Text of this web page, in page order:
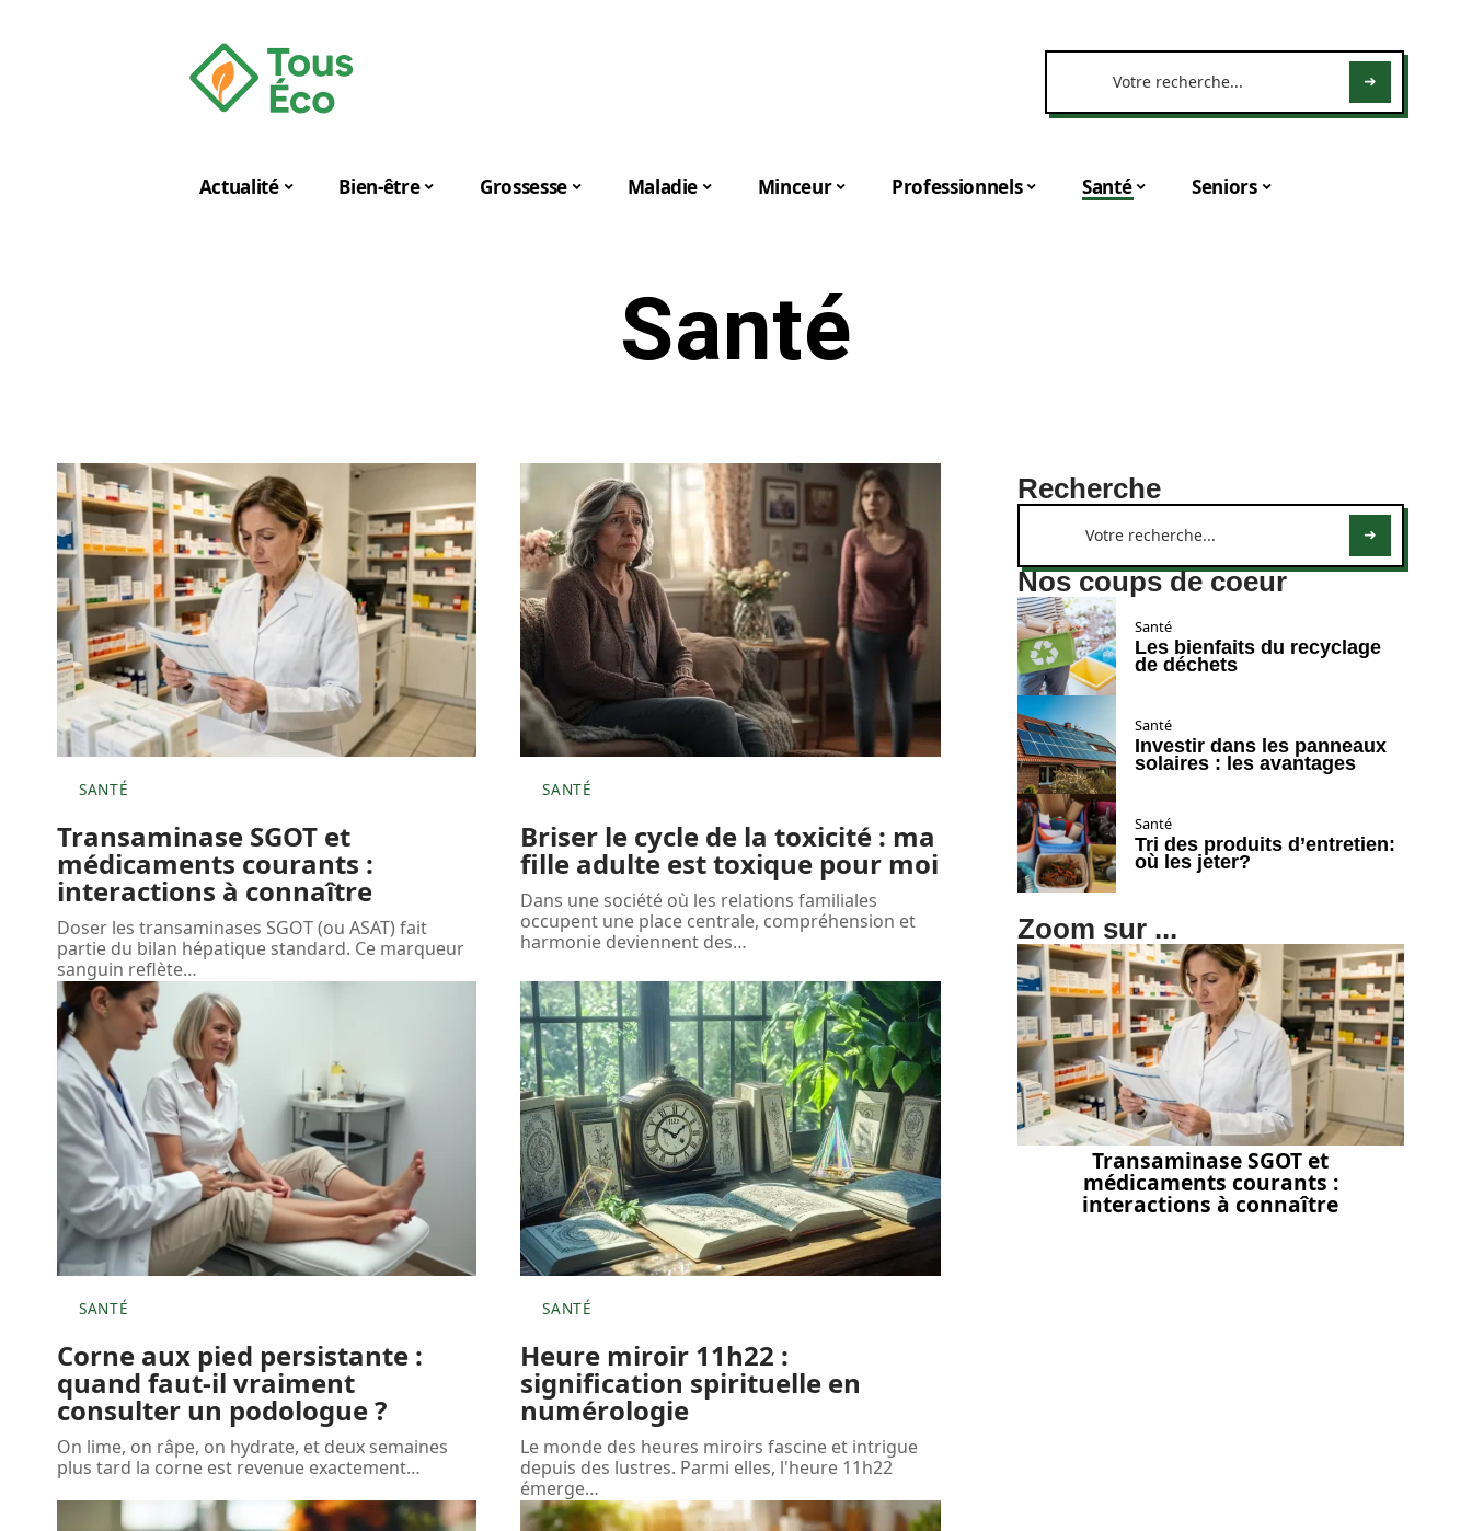
Actualité Bien-être Grossesse Maladie Minceur Professionnels Santé Seniors
Santé
SANTÉ
Transaminase SGOT et
médicaments courants :
interactions à connaître
Doser les transaminases SGOT (ou ASAT) fait
partie du bilan hépatique standard. Ce marqueur
sanguin reflète…
SANTÉ
Briser le cycle de la toxicité : ma
fille adulte est toxique pour moi
Dans une société où les relations familiales
occupent une place centrale, compréhension et
harmonie deviennent des…
SANTÉ
Corne aux pied persistante :
quand faut-il vraiment
consulter un podologue ?
On lime, on râpe, on hydrate, et deux semaines
plus tard la corne est revenue exactement…
SANTÉ
Heure miroir 11h22 :
signification spirituelle en
numérologie
Le monde des heures miroirs fascine et intrigue
depuis des lustres. Parmi elles, l'heure 11h22
émerge…
Recherche
Nos coups de coeur
Santé
Les bienfaits du recyclage
de déchets
Santé
Investir dans les panneaux
solaires : les avantages
Santé
Tri des produits d’entretien:
où les jeter?
Zoom sur ...
Transaminase SGOT et
médicaments courants :
interactions à connaître